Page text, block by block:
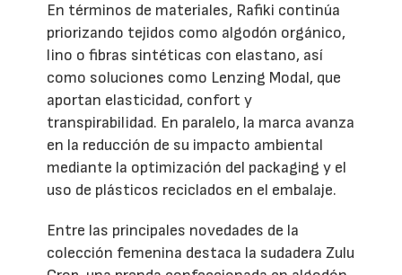
En términos de materiales, Rafiki continúa
priorizando tejidos como algodón orgánico,
lino o fibras sintéticas con elastano, así
como soluciones como Lenzing Modal, que
aportan elasticidad, confort y
transpirabilidad. En paralelo, la marca avanza
en la reducción de su impacto ambiental
mediante la optimización del packaging y el
uso de plásticos reciclados en el embalaje.
Entre las principales novedades de la
colección femenina destaca la sudadera Zulu